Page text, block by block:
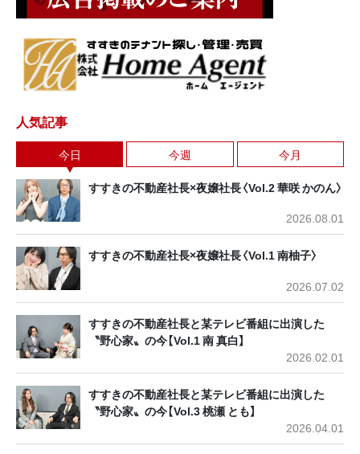
人気記事
今日 今週 今月
すすきの不動産社長×夜嬢社長〈Vol.2 華咲 かのん〉
2026.08.01
すすきの不動産社長×夜嬢社長〈Vol.1 南柚子〉
2026.07.02
すすきの不動産社長と某テレビ番組に出演した
〝野心家〟の今【Vol.1 南 真白】
2026.02.01
すすきの不動産社長と某テレビ番組に出演した
〝野心家〟の今【Vol.3 桃瀬 とも】
2026.04.01